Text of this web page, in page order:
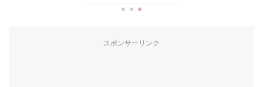
スポンサーリンク